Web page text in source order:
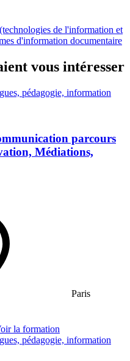
de l'information et
d'information documentaire
vous intéresser
pédagogie, information
parcours
Médiations,
Paris
la formation
pédagogie, information